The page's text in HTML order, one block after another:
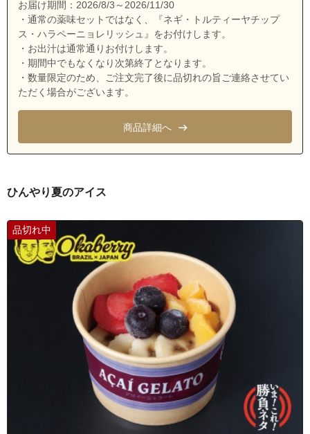
茨城県龍ケ崎市中根台４丁目
茨城県龍ケ崎市中根台５丁目
茨城県龍ケ崎市平台１丁目
茨城県龍ケ崎市平台２丁目
茨城県龍ケ崎市平台３丁目
茨城県龍ケ崎市平台４丁目
茨城県龍ケ崎市平台５丁目
茨城県龍ケ崎市川原代町
茨城県龍ケ崎市門倉新田町
茨城県龍ケ崎市馴柴町
茨城県龍ケ崎市横町
茨城県龍ケ崎市上町
茨城県龍ケ崎市水門
茨城県龍ケ崎市長沖新田町
茨城県龍ケ崎市姫宮町
茨城県龍ケ崎市米町
茨城県龍ケ崎市大留町
茨城県龍ケ崎市高須町
お届け期間：2026/8/3～2026/11/30
・通常の薬味セットではなく、『ネギ・トルティーヤチップ
ス・ハラペーニョレリッシュ』をお付けします。
・お出汁は通常通りお付けします。
・期間中でもなくなり次第終了となります。
・数量限定のため、ご注文完了後に品切れの旨ご連絡させてい
ただく場合がございます。
商品詳細へ
ひんやり夏のアイス
品切れ中